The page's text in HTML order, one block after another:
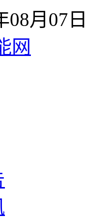
08月07